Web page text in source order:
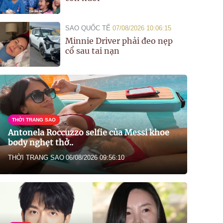
SAO QUỐC TẾ 07/08/2026 10:06:15
Minnie Driver phải đeo nẹp
cổ sau tai nạn
THỜI TRANG SAO
Antonela Roccuzzo selfie của Messi khoe
body nghẹt thở..
THỜI TRANG SAO 06/08/2026 09:56:10